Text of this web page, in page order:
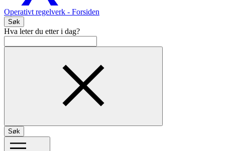
Operativt regelverk - Forsiden
Søk
Hva leter du etter i dag?
Søk